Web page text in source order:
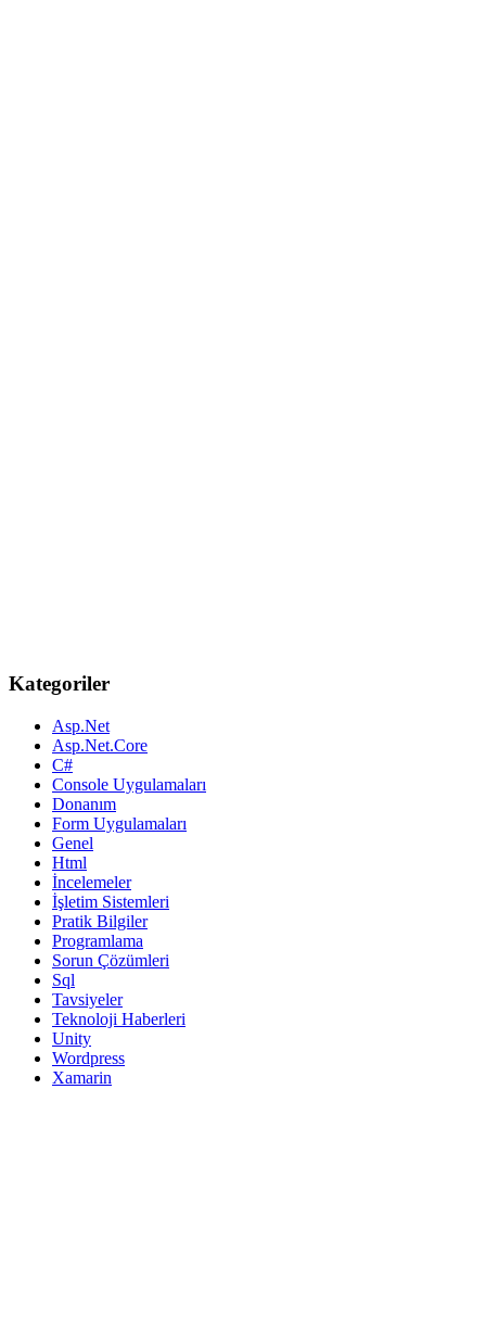
Kategoriler
Asp.Net
Asp.Net.Core
C#
Console Uygulamaları
Donanım
Form Uygulamaları
Genel
Html
İncelemeler
İşletim Sistemleri
Pratik Bilgiler
Programlama
Sorun Çözümleri
Sql
Tavsiyeler
Teknoloji Haberleri
Unity
Wordpress
Xamarin